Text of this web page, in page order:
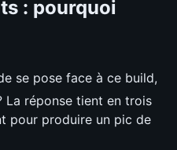
: pourquoi
se pose face à ce build,
La réponse tient en trois
pour produire un pic de